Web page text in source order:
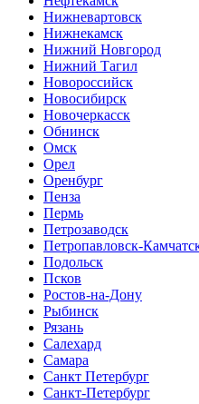
Нижневартовск
Нижнекамск
Нижний Новгород
Нижний Тагил
Новороссийск
Новосибирск
Новочеркасск
Обнинск
Омск
Орел
Оренбург
Пенза
Пермь
Петрозаводск
Петропавловск-
Подольск
Псков
Ростов-на-Дону
Рыбинск
Рязань
Салехард
Самара
Санкт Петербург
Санкт-Петербург